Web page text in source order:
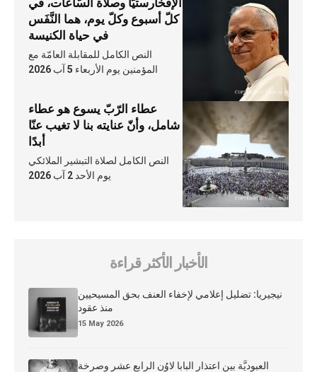
الإفخارستيّا وصلاة السّاعات، في
كلّ أسبوع وكلّ يوم، هما النَّفَس
في حياة الكنيسة
النص الكامل للمقابلة العامّة مع
المؤمنين يوم الأربعاء 5 آب 2026
عطاء الرّبّ يسوع هو عطاء
شامل، وأنّ عنايته بنا لا تغيب عنّا
أبدًا
النص الكامل لصلاة التبشير الملائكي
يوم الأحد 2 آب 2026
الأخبار الأكثر قراءة
نيجيريا: تضليل إعلامي لإخفاء العنف بحق المسيحيين
منذ عقود
15 May 2026
العبوديَّة بين اعتذار البابا لاوُن الرابع عشر وصرخة